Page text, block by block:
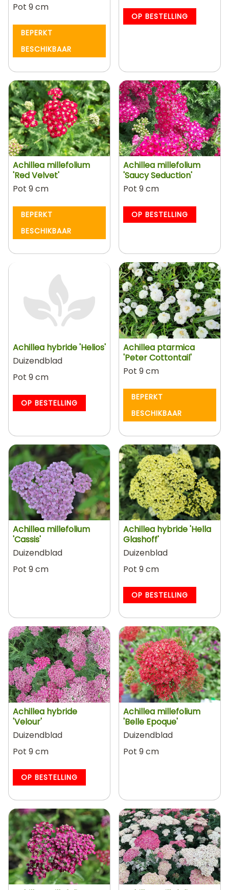
Pot 9 cm
BEPERKT
BESCHIKBAAR
OP BESTELLING
Achillea millefolium
'Red Velvet'
Pot 9 cm
BEPERKT
BESCHIKBAAR
Achillea millefolium
'Saucy Seduction'
Pot 9 cm
OP BESTELLING
Achillea hybride 'Helios'
Duizendblad
Pot 9 cm
OP BESTELLING
Achillea ptarmica
'Peter Cottontail'
Pot 9 cm
BEPERKT
BESCHIKBAAR
Achillea millefolium
'Cassis'
Duizendblad
Pot 9 cm
Achillea hybride 'Hella
Glashoff'
Duizenblad
Pot 9 cm
OP BESTELLING
Achillea hybride
'Velour'
Duizendblad
Pot 9 cm
OP BESTELLING
Achillea millefolium
'Belle Epoque'
Duizendblad
Pot 9 cm